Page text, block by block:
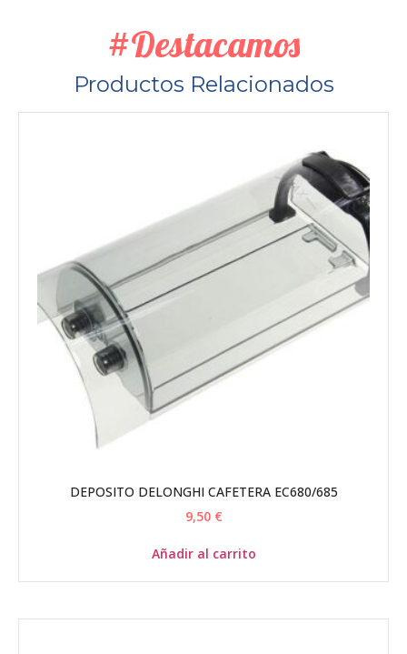
#Destacamos
Productos Relacionados
DEPOSITO DELONGHI CAFETERA EC680/685
9,50 €
Añadir al carrito